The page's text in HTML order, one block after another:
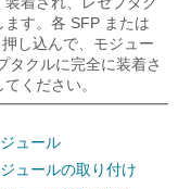
す。各 SFP または
し込んで、モジュー
タクルに完全に装着さ
ください。
ュール
ュールの取り付け